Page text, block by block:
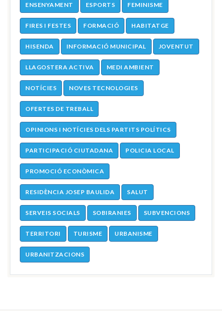
ENSENYAMENT ESPORTS FEMINISME
FIRES I FESTES FORMACIÓ HABITATGE
HISENDA INFORMACIÓ MUNICIPAL JOVENTUT
LLAGOSTERA ACTIVA MEDI AMBIENT
NOTÍCIES NOVES TECNOLOGIES
OFERTES DE TREBALL
OPINIONS I NOTÍCIES DELS PARTITS POLÍTICS
PARTICIPACIÓ CIUTADANA POLICIA LOCAL
PROMOCIÓ ECONÒMICA
RESIDÈNCIA JOSEP BAULIDA SALUT
SERVEIS SOCIALS SOBIRANIES SUBVENCIONS
TERRITORI TURISME URBANISME
URBANITZACIONS